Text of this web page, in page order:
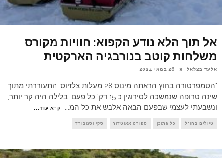
אל תוך הלא נודע הקפוא: חוויות מקורס
משלחות קוטב בנורבגיה הארקטית
אלעד בצלאל 26 במאי 2024
"הטמפרטורה בחוץ הראתה מינוס 28 מעלות צלזיוס. התעוררתי מתוך
שינה טרופה שנמשכה לסירוגין כ 15 דק' כל פעם. בלילה היה קר יותר,
ונשבעתי לעצמי שבפעם הבאה אלבש את כל המ... קרא עוד...
טיולים בחו"ל כל התוכן ספורט אאוטדור סקי וסנובורד